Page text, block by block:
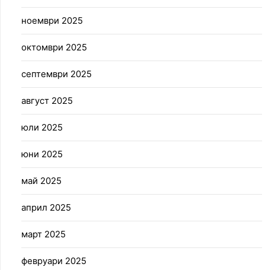
ноември 2025
октомври 2025
септември 2025
август 2025
юли 2025
юни 2025
май 2025
април 2025
март 2025
февруари 2025